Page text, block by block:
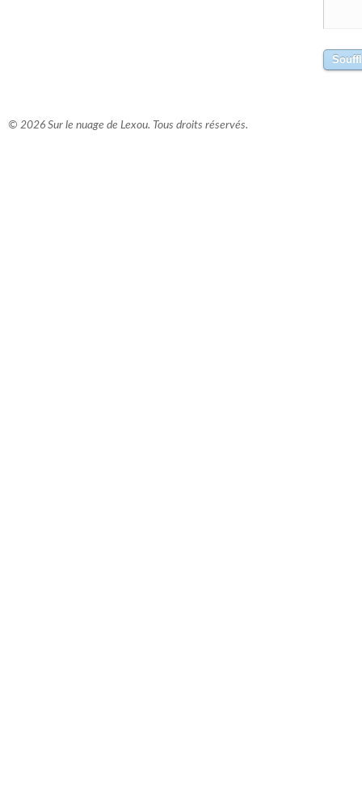
© 2026 Sur le nuage de Lexou. Tous droits réservés.